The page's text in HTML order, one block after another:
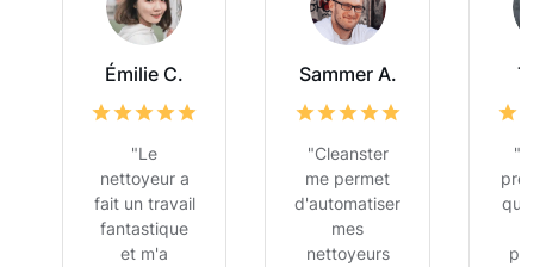
Émilie C.
"Le
nettoyeur a
fait un travail
fantastique
et m'a
Sammer A.
"Cleanster
me permet
d'automatiser
mes
nettoyeurs